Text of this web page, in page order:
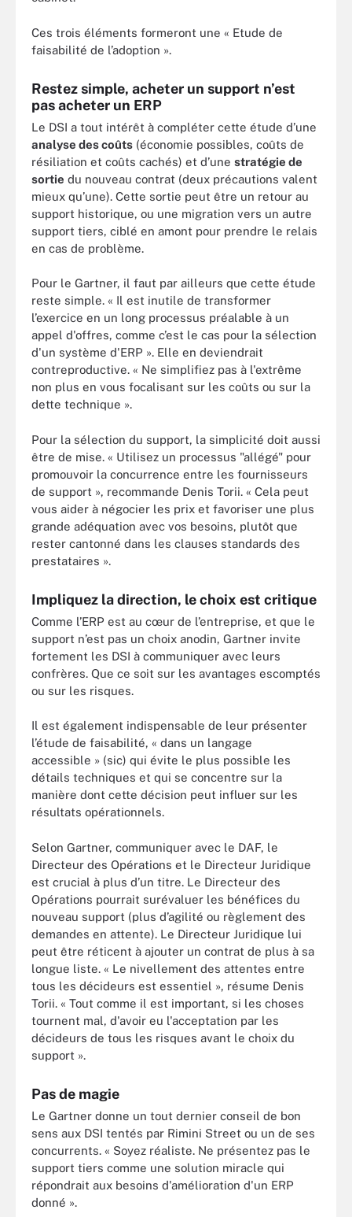
Ces trois éléments formeront une « Etude de
faisabilité de l’adoption ».
Restez simple, acheter un support n’est
pas acheter un ERP
Le DSI a tout intérêt à compléter cette étude d’une
analyse des coûts (économie possibles, coûts de
résiliation et coûts cachés) et d’une stratégie de
sortie du nouveau contrat (deux précautions valent
mieux qu’une). Cette sortie peut être un retour au
support historique, ou une migration vers un autre
support tiers, ciblé en amont pour prendre le relais
en cas de problème.
Pour le Gartner, il faut par ailleurs que cette étude
reste simple. « Il est inutile de transformer
l’exercice en un long processus préalable à un
appel d'offres, comme c’est le cas pour la sélection
d'un système d'ERP ». Elle en deviendrait
contreproductive. « Ne simplifiez pas à l'extrême
non plus en vous focalisant sur les coûts ou sur la
dette technique ».
Pour la sélection du support, la simplicité doit aussi
être de mise. « Utilisez un processus "allégé" pour
promouvoir la concurrence entre les fournisseurs
de support », recommande Denis Torii. « Cela peut
vous aider à négocier les prix et favoriser une plus
grande adéquation avec vos besoins, plutôt que
rester cantonné dans les clauses standards des
prestataires ».
Impliquez la direction, le choix est critique
Comme l’ERP est au cœur de l’entreprise, et que le
support n’est pas un choix anodin, Gartner invite
fortement les DSI à communiquer avec leurs
confrères. Que ce soit sur les avantages escomptés
ou sur les risques.
Il est également indispensable de leur présenter
l’étude de faisabilité, « dans un langage
accessible » (sic) qui évite le plus possible les
détails techniques et qui se concentre sur la
manière dont cette décision peut influer sur les
résultats opérationnels.
Selon Gartner, communiquer avec le DAF, le
Directeur des Opérations et le Directeur Juridique
est crucial à plus d’un titre. Le Directeur des
Opérations pourrait surévaluer les bénéfices du
nouveau support (plus d’agilité ou règlement des
demandes en attente). Le Directeur Juridique lui
peut être réticent à ajouter un contrat de plus à sa
longue liste. « Le nivellement des attentes entre
tous les décideurs est essentiel », résume Denis
Torii. « Tout comme il est important, si les choses
tournent mal, d'avoir eu l'acceptation par les
décideurs de tous les risques avant le choix du
support ».
Pas de magie
Le Gartner donne un tout dernier conseil de bon
sens aux DSI tentés par Rimini Street ou un de ses
concurrents. « Soyez réaliste. Ne présentez pas le
support tiers comme une solution miracle qui
répondrait aux besoins d'amélioration d'un ERP
donné ».